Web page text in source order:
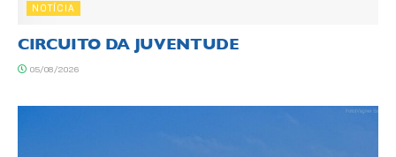
NOTÍCIA
CIRCUITO DA JUVENTUDE
05/08/2026